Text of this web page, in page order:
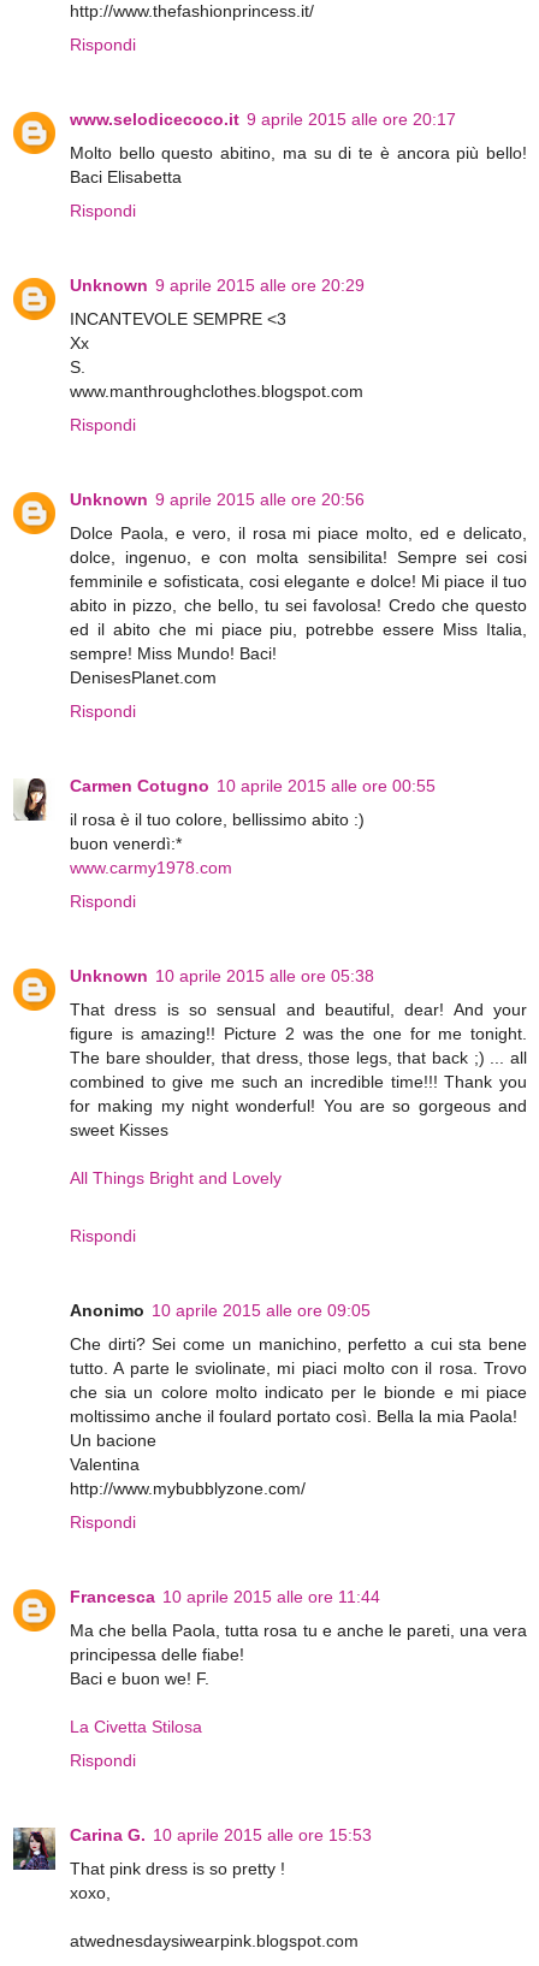
http://www.thefashionprincess.it/
Rispondi
www.selodicecoco.it 9 aprile 2015 alle ore 20:17
Molto bello questo abitino, ma su di te è ancora più bello!
Baci Elisabetta
Rispondi
Unknown 9 aprile 2015 alle ore 20:29
INCANTEVOLE SEMPRE <3
Xx
S.
www.manthroughclothes.blogspot.com
Rispondi
Unknown 9 aprile 2015 alle ore 20:56
Dolce Paola, e vero, il rosa mi piace molto, ed e delicato,
dolce, ingenuo, e con molta sensibilita! Sempre sei cosi
femminile e sofisticata, cosi elegante e dolce! Mi piace il tuo
abito in pizzo, che bello, tu sei favolosa! Credo che questo
ed il abito che mi piace piu, potrebbe essere Miss Italia,
sempre! Miss Mundo! Baci!
DenisesPlanet.com
Rispondi
Carmen Cotugno 10 aprile 2015 alle ore 00:55
il rosa è il tuo colore, bellissimo abito :)
buon venerdì:*
www.carmy1978.com
Rispondi
Unknown 10 aprile 2015 alle ore 05:38
That dress is so sensual and beautiful, dear! And your
figure is amazing!! Picture 2 was the one for me tonight.
The bare shoulder, that dress, those legs, that back ;) ... all
combined to give me such an incredible time!!! Thank you
for making my night wonderful! You are so gorgeous and
sweet Kisses
All Things Bright and Lovely
Rispondi
Anonimo 10 aprile 2015 alle ore 09:05
Che dirti? Sei come un manichino, perfetto a cui sta bene
tutto. A parte le sviolinate, mi piaci molto con il rosa. Trovo
che sia un colore molto indicato per le bionde e mi piace
moltissimo anche il foulard portato così. Bella la mia Paola!
Un bacione
Valentina
http://www.mybubblyzone.com/
Rispondi
Francesca 10 aprile 2015 alle ore 11:44
Ma che bella Paola, tutta rosa tu e anche le pareti, una vera
principessa delle fiabe!
Baci e buon we! F.
La Civetta Stilosa
Rispondi
Carina G. 10 aprile 2015 alle ore 15:53
That pink dress is so pretty !
xoxo,
atwednesdaysiwearpink.blogspot.com